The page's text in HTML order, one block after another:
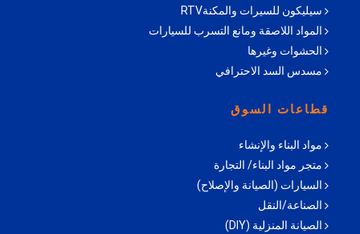
سيليكون للسيرات والمكنةRTV
المواد اللاصقة ومانع التسرب للسيارات
الحشوات وغيرها
مسدس السد الاحترافي
قطاعات السوق
مواد البناء والإنشاء
متجر مواد البناء/ التجارة
السيارات (الصيانة والإصلاح)
الصناعة/النقل
الصيانة المنزلية (DIY)